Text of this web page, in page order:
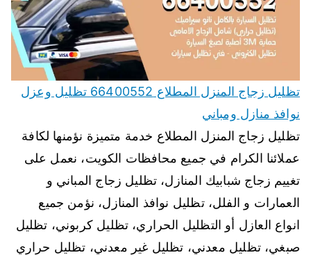
تظليل زجاج المنزل المطلاع 66400552 تظليل وعزل
نوافذ منازل ومباني
تظليل زجاج المنزل المطلاع خدمة متميزة نؤمنها لكافة
عملائنا الكرام في جميع محافظات الكويت، نعمل على
تغييم زجاج شبابيك المنازل، تظليل زجاج المباني و
العمارات و الفلل، تظليل نوافذ المنازل، نؤمن جميع
انواع العازل أو التظليل الحراري، تظليل كربوني، تظليل
صبغي، تظليل معدني، تظليل غير معدني، تظليل حراري